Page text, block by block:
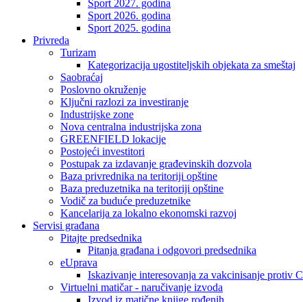
Sport 2027. godina
Sport 2026. godina
Sport 2025. godina
Privreda
Turizam
Kategorizacija ugostiteljskih objekata za smeštaj
Saobraćaj
Poslovno okruženje
Ključni razlozi za investiranje
Industrijske zone
Nova centralna industrijska zona
GREENFIELD lokacije
Postojeći investitori
Postupak za izdavanje građevinskih dozvola
Baza privrednika na teritoriji opštine
Baza preduzetnika na teritoriji opštine
Vodič za buduće preduzetnike
Kancelarija za lokalno ekonomski razvoj
Servisi građana
Pitajte predsednika
Pitanja građana i odgovori predsednika
eUprava
Iskazivanje interesovanja za vakcinisanje protiv
Virtuelni matičar - naručivanje izvoda
Izvod iz matične knjige rođenih